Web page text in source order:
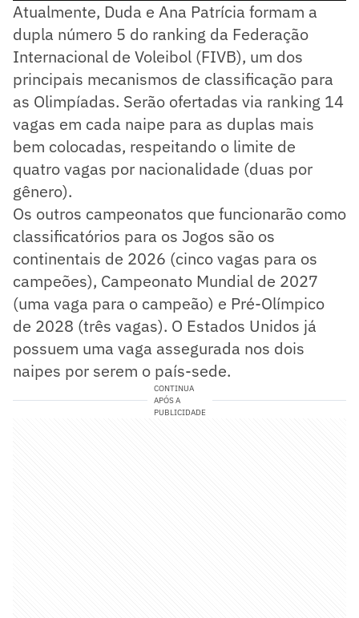
Atualmente, Duda e Ana Patrícia formam a
dupla número 5 do ranking da Federação
Internacional de Voleibol (FIVB), um dos
principais mecanismos de classificação para
as Olimpíadas. Serão ofertadas via ranking 14
vagas em cada naipe para as duplas mais
bem colocadas, respeitando o limite de
quatro vagas por nacionalidade (duas por
gênero).
Os outros campeonatos que funcionarão como
classificatórios para os Jogos são os
continentais de 2026 (cinco vagas para os
campeões), Campeonato Mundial de 2027
(uma vaga para o campeão) e Pré-Olímpico
de 2028 (três vagas). O Estados Unidos já
possuem uma vaga assegurada nos dois
naipes por serem o país-sede.
CONTINUA
APÓS A
PUBLICIDADE